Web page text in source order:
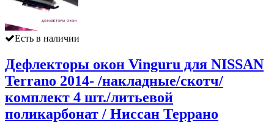
Есть в наличии
Дефлекторы окон Vinguru для NISSAN
Terrano 2014- /накладные/скотч/
комплект 4 шт./литьевой
поликарбонат / Ниссан Террано